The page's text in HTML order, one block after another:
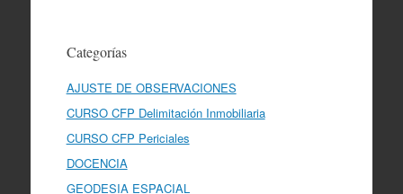
Categorías
AJUSTE DE OBSERVACIONES
CURSO CFP Delimitación Inmobiliaria
CURSO CFP Periciales
DOCENCIA
GEODESIA ESPACIAL